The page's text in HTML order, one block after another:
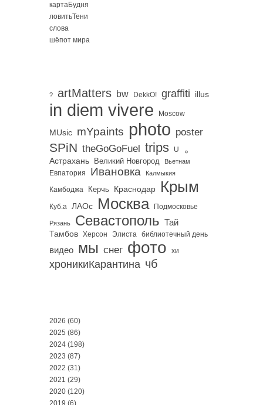
картаБудня
ловитьТени
слова
шёпот мира
? artMatters bw DekkO! graffiti illus
in diem vivere Moscow
MUsic mYpaints photo poster
SPiN theGoGoFuel trips U 。
Астрахань Великий Новгород Вьетнам
Евпатория Ивановка Калмыкия
Камбоджа Керчь Краснодар Крым
Куб.а ЛАОс Москва Подмосковье
Рязань Севастополь Тай
Тамбов Херсон Элиста библиотечный день
видео мы снег фото хи
хроникиКарантина чб
2026 (60)
2025 (86)
2024 (198)
2023 (87)
2022 (31)
2021 (29)
2020 (120)
2019 (6)